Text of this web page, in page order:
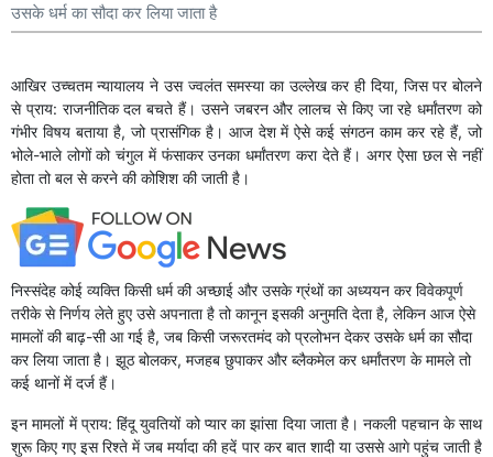
उसके धर्म का सौदा कर लिया जाता है
आखिर उच्चतम न्यायालय ने उस ज्वलंत समस्या का उल्लेख कर ही दिया, जिस पर बोलने
से प्राय: राजनीतिक दल बचते हैं। उसने जबरन और लालच से किए जा रहे धर्मांतरण को
गंभीर विषय बताया है, जो प्रासंगिक है। आज देश में ऐसे कई संगठन काम कर रहे हैं, जो
भोले-भाले लोगों को चंगुल में फंसाकर उनका धर्मांतरण करा देते हैं। अगर ऐसा छल से नहीं
होता तो बल से करने की कोशिश की जाती है।
निस्संदेह कोई व्यक्ति किसी धर्म की अच्छाई और उसके ग्रंथों का अध्ययन कर विवेकपूर्ण
तरीके से निर्णय लेते हुए उसे अपनाता है तो कानून इसकी अनुमति देता है, लेकिन आज ऐसे
मामलों की बाढ़-सी आ गई है, जब किसी जरूरतमंद को प्रलोभन देकर उसके धर्म का सौदा
कर लिया जाता है। झूठ बोलकर, मजहब छुपाकर और ब्लैकमेल कर धर्मांतरण के मामले तो
कई थानों में दर्ज हैं।
इन मामलों में प्राय: हिंदू युवतियों को प्यार का झांसा दिया जाता है। नकली पहचान के साथ
शुरू किए गए इस रिश्ते में जब मर्यादा की हदें पार कर बात शादी या उससे आगे पहुंच जाती है